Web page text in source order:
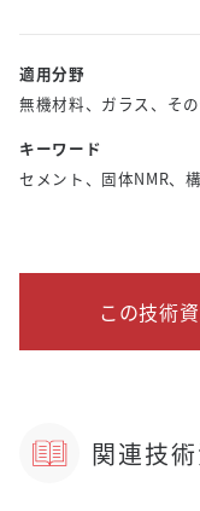
適用分野
無機材料、ガラス、そ
キーワード
セメント、固体NMR、
この技術
関連技